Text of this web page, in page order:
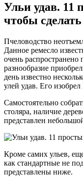
Ульи удав. 11
чтобы
Пчеловодство
Данное ремесло
очень распространено
разнообразие
день известно
улей удав. Его
Самостоятельно
столяра, наличие
представлен
Кроме самих ульев,
как стандартные не
представлены ниже.